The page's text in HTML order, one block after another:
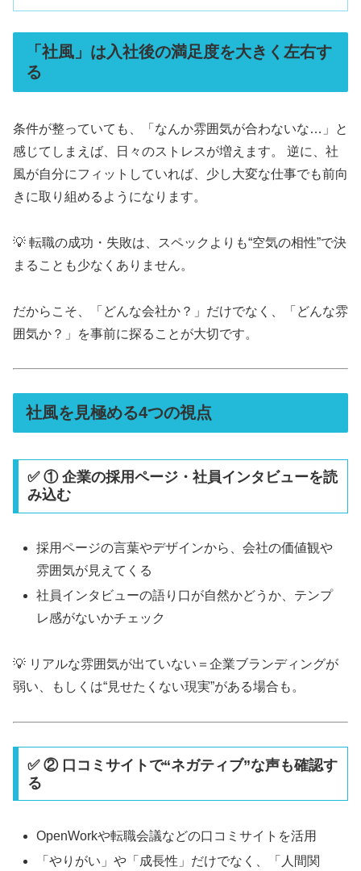
「社風」は入社後の満足度を大きく左右す
る
条件が整っていても、「なんか雰囲気が合わないな…」と
感じてしまえば、日々のストレスが増えます。 逆に、社
風が自分にフィットしていれば、少し大変な仕事でも前向
きに取り組めるようになります。
💡 転職の成功・失敗は、スペックよりも“空気の相性”で決
まることも少なくありません。
だからこそ、「どんな会社か？」だけでなく、「どんな雰
囲気か？」を事前に探ることが大切です。
社風を見極める4つの視点
✅ ① 企業の採用ページ・社員インタビューを読
み込む
採用ページの言葉やデザインから、会社の価値観や
雰囲気が見えてくる
社員インタビューの語り口が自然かどうか、テンプ
レ感がないかチェック
💡 リアルな雰囲気が出ていない＝企業ブランディングが
弱い、もしくは“見せたくない現実”がある場合も。
✅ ② 口コミサイトで“ネガティブ”な声も確認す
る
OpenWorkや転職会議などの口コミサイトを活用
「やりがい」や「成長性」だけでなく、「人間関